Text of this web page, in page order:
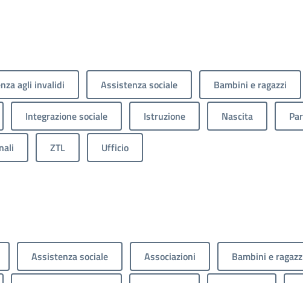
agli invalidi Assistenza sociale Bambini e ragazzi
Integrazione sociale Istruzione Nascita
ZTL Ufficio
Assistenza sociale Associazioni Bambini e